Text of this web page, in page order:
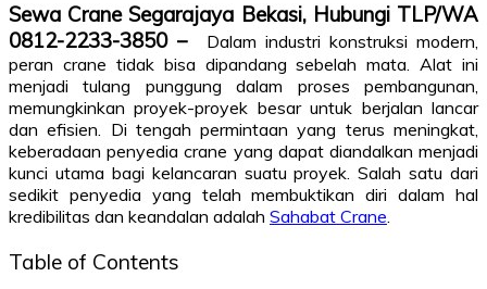
Sewa Crane Segarajaya Bekasi, Hubungi TLP/WA
0812-2233-3850 –
Dalam industri konstruksi modern,
peran crane tidak bisa dipandang sebelah mata. Alat ini
menjadi tulang punggung dalam proses pembangunan,
memungkinkan proyek-proyek besar untuk berjalan lancar
dan efisien. Di tengah permintaan yang terus meningkat,
keberadaan penyedia crane yang dapat diandalkan menjadi
kunci utama bagi kelancaran suatu proyek. Salah satu dari
sedikit penyedia yang telah membuktikan diri dalam hal
kredibilitas dan keandalan adalah Sahabat Crane.
Table of Contents